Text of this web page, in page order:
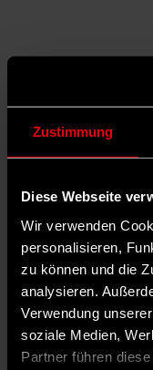
Zustimmung
Diese Webseite
Wir verwenden
personalisieren,
zu können und die
analysieren.
Verwendung
soziale Medien,
Partner führen